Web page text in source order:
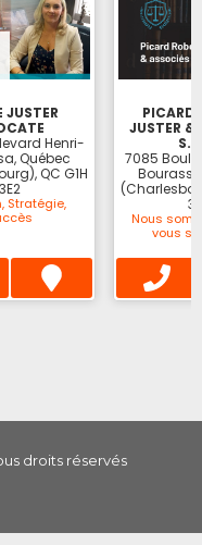
JUSTER
Henri-
Québec
QC G1H
3E2
Stratégie,
PICARD
JUSTER &
7085
Nous
vous
droits réservés